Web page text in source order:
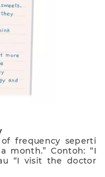
frequency seperti
month.” Contoh: “I
“I visit the doctor